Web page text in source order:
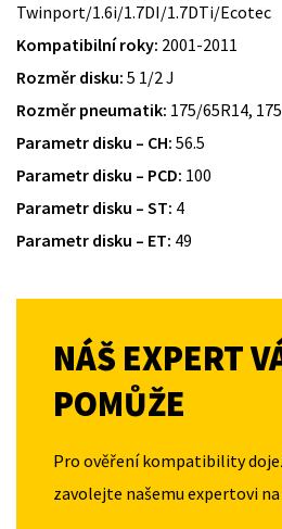
Twinport/1.6i/1.7DI/1.7DTi/Ecotec
Kompatibilní roky: 2001-2011
Rozměr disku: 5 1/2 J
Rozměr pneumatik: 175/65R14,
Parametr disku – CH: 56.5
Parametr disku – PCD: 100
Parametr disku – ST: 4
Parametr disku – ET: 49
NÁŠ EXPERT
POMŮŽE
Pro ověření kompatibility
zavolejte našemu expertovi na